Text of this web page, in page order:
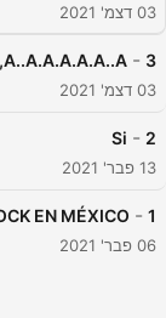
03 דצמ' 2021
3
-
03 דצמ' 2021
2
-
Si
13 פבר' 2021
1
-
EN MÉXICO
06 פבר' 2021